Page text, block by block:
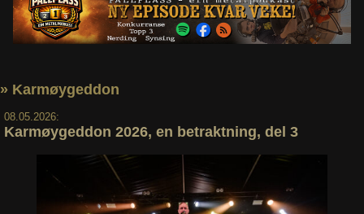
Abonner
Søk
» Karmøygeddon
08.05.2026:
Karmøygeddon 2026, en betraktning, del 3